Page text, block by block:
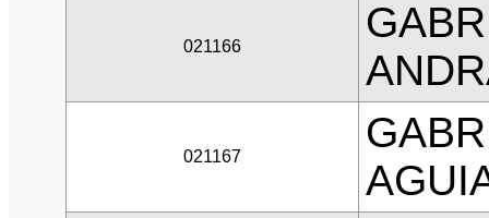
021166
021167